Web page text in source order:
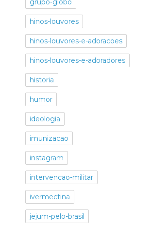
grupo-globo
hinos-louvores
hinos-louvores-e-adoracoes
hinos-louvores-e-adoradores
historia
humor
ideologia
imunizacao
instagram
intervencao-militar
ivermectina
jejum-pelo-brasil